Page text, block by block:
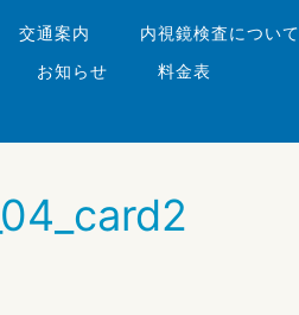
交通案内 内視鏡検査について
お知らせ
料金表